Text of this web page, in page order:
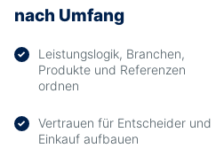
nach Umfang
✓
Leistungslogik, Branchen,
Produkte und Referenzen
ordnen
✓
Vertrauen für Entscheider und
Einkauf aufbauen